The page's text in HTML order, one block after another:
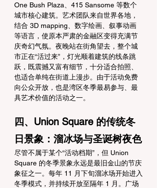
One Bush Plaza、415 Sansome 等数个
城市核心建筑。艺术团队来自世界各地，
结合 3D mapping、数字绘画、叙事动画
等语言，使原本严肃的金融区变得充满节
庆奇幻气氛。夜晚站在街角望去，整个城
市正在“活过来”，灯光顺着建筑的线条跳
跃，既震撼又富有细节，十分适合拍照、
也适合单纯在街道上漫步。由于活动免费
向公众开放，也是湾区冬季最易参与、最
具艺术价值的活动之一。
四、Union Square 的传统冬
日景象：溜冰场与圣诞树夜色
尽管不属于某个“活动档期”，但 Union
Square 的冬季景象永远是最旧金山的节庆
象征之一。每年 11 月下旬溜冰场开始进入
冬季模式，并持续开放至隔年 1 月。广场